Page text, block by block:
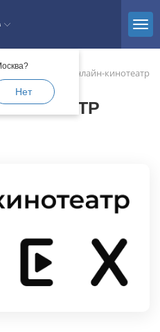
Нет
и досуг FLEX, онлайн-кинотеатр